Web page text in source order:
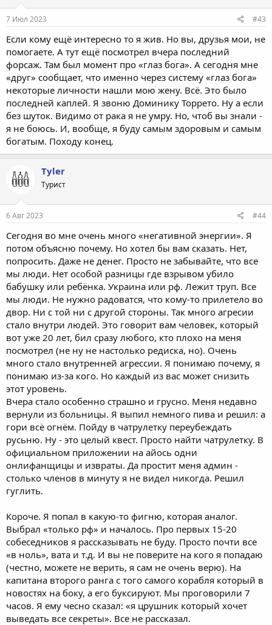
7 Июл 2023 #43
Если кому ещё интересно то я жив. Но вы, друзья мои, не
помогаете. А тут ещё посмотрел вчера последний
форсаж. Там был момент про «глаз бога». А сегодня мне
«друг» сообщает, что именно через систему «глаз бога»
некоторые личности нашли мою жену. Всё. Это было
последней каплей. Я звоню Доминику Торрето. Ну а если
без шуток. Видимо от рака я не умру. Но, чтоб вы знали -
я не боюсь. И, вообще, я буду самым здоровым и самым
богатым. Походу конец.
Tyler
Турист
6 Авг 2023 #44
Сегодня во мне очень много «негативной энергии». Я
потом объясню почему. Но хотел бы вам сказать. Нет,
попросить. Даже не денег. Просто не забывайте, что все
мы люди. Нет особой разницы где взрывом убило
бабушку или ребёнка. Украина или рф. Лежит труп. Все
мы люди. Не нужно радоватся, что кому-то прилетело во
двор. Ни с той ни с другой стороны. Так много агресии
стало внутри людей. Это говорит вам человек, который
вот уже 20 лет, бил сразу любого, кто плохо на меня
посмотрел (не ну не настолько редиска, но). Очень
много стало внутренней агрессии. Я понимаю почему, я
понимаю из-за кого. Но каждый из вас может снизить
этот уровень.
Вчера стало особенно страшно и грусно. Меня недавно
вернули из больницы. Я выпил немного пива и решил: а
гори всё огнём. Пойду в чатрулетку переубеждать
русьню. Ну - это целый квест. Просто найти чатрулетку. В
официальном приложении на айось одни
онлифанщицы и извраты. Да простит меня админ -
столько членов в минуту я не видел никогда. Решил
гуглить.
Короче. Я попал в какую-то фигню, которая аналог.
Выбрал «только рф» и началось. Про первых 15-20
собеседников я рассказывать не буду. Просто почти все
«в ноль», вата и т.д. И вы не поверите на кого я попадаю
(честно, можете не верить, я сам не очень верю). На
капитана второго ранга с того самого корабля который в
новостях на боку, а его буксируют. Мы проговорили 7
часов. Я ему чесно сказал: «я црушник который хочет
выведать все секреты». Все не рассказал.